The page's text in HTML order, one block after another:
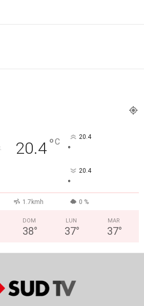
20.4°C 20.4
°
20.4
°
1.7kmh 0 %
DOM
38°
LUN
37°
MAR
37°